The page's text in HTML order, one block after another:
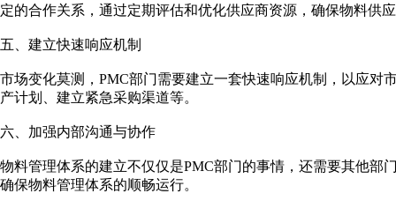
定的合作关系，通过定期评估和优化供应商资源，确保物料供
五、建立快速响应机制
市场变化莫测，PMC部门需要建立一套快速响应机制，以应
产计划、建立紧急采购渠道等。
六、加强内部沟通与协作
物料管理体系的建立不仅仅是PMC部门的事情，还需要其他部
确保物料管理体系的顺畅运行。